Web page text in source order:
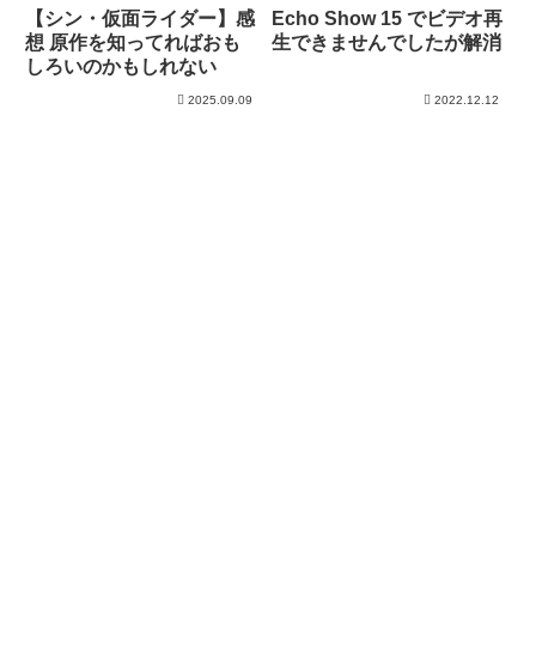
【シン・仮面ライダー】感
想 原作を知ってればおも
しろいのかもしれない
2025.09.09
Echo Show 15 でビデオ再
生できませんでしたが解消
2022.12.12